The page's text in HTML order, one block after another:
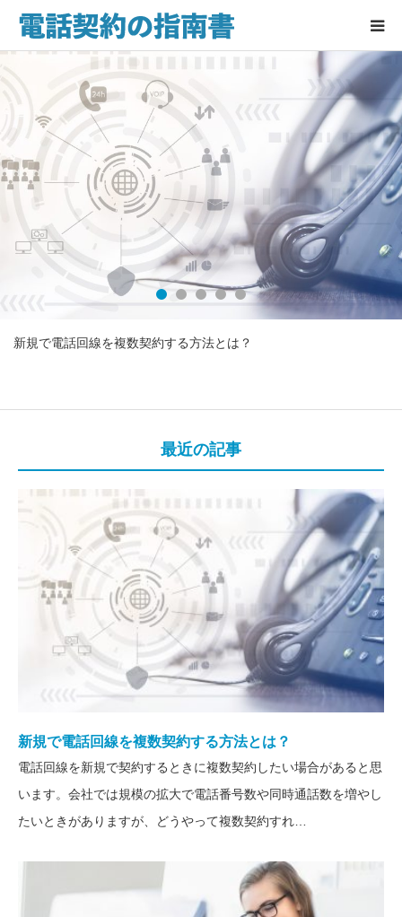
紹介！
新規で電話回線を複数契約する方法とは？法人立ち上げ！新規電話回線の
電話回線加入権の価格と安く買
う方法をご紹介！
新規電話回線を引く方におすす
新規で電話回線を複数契約する
方法とは？
法人立ち上げ！新規電話回線の
選び方とおすすめの回線
最近の記事
新規で電話回線を複数契約する方法とは？
電話回線を新規で契約するときに複数契約したい場合があると思
います。会社では規模の拡大で電話番号数や同時通話数を増やし
たいときがありますが、どうやって複数契約すれ…